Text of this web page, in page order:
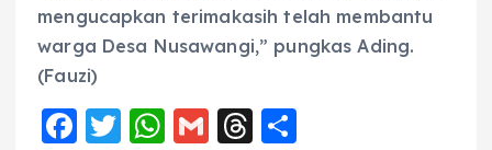
mengucapkan terimakasih telah membantu
warga Desa Nusawangi,” pungkas Ading.
(Fauzi)
F
T
W G T